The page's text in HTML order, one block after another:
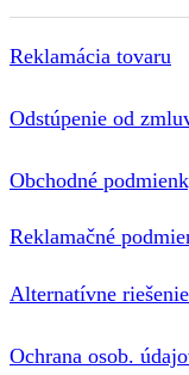
Reklamácia tovaru
Odstúpenie od
Obchodné
Reklamačné
Alternatívne
Ochrana osob.